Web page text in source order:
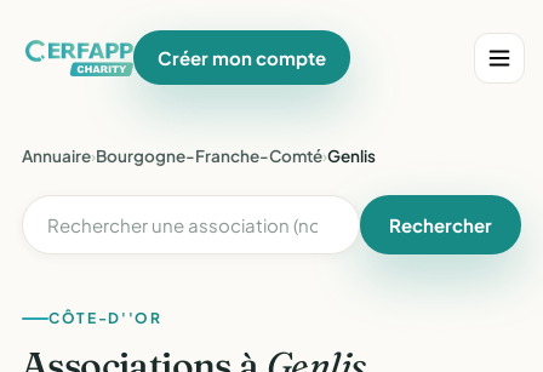
Créer mon compte
Annuaire›Bourgogne-Franche-Comté›Genlis
Rechercher
CÔTE-D''OR